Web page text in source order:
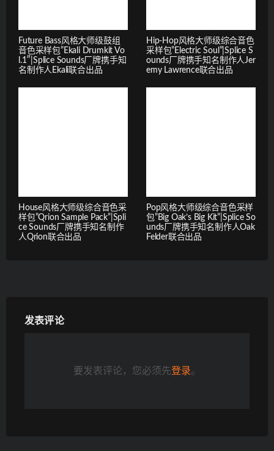
Future Bass风格大师级鼓组
音色采样包”Ekali Drumkit Vo
l.1″|Splice Sounds厂牌携手知
名制作人Ekali联合出品
Hip-Hop风格大师级综合音色
采样包”Electric Soul”|Splice S
ounds厂牌携手知名制作人Jer
emy Lawrence联合出品
House风格大师级综合音色采
样包”Qrion Sample Pack”|Spli
ce Sounds厂牌携手知名制作
人Qrion联合出品
Pop风格大师级综合音色采样
包”Big Oak’s Big Kit”|Splice So
unds厂牌携手知名制作人Oak
Felder联合出品
发表评论
要发表评论，您必须先登录。